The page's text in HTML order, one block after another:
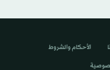
الأحكام والشروط